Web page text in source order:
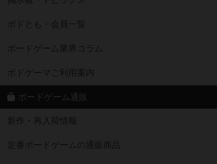
ボドとも・会員一覧
ボードゲーム業界コラム
ボドゲーマご利用案内
ボードゲーム通販
新作・再入荷情報
定番ボードゲームの通販商品